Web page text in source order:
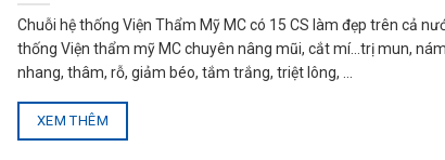
Chuỗi hệ thống Viện Thẩm Mỹ MC có 15 CS làm đẹp trên cả
thống Viện thẩm mỹ MC chuyên nâng mũi, cắt mí…trị mun,
nhang, thâm, rỗ, giảm béo, tắm trắng, triệt lông, ...
XEM THÊM